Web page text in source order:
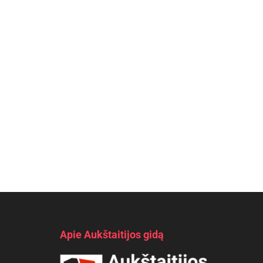
Apie Aukštaitijos gidą